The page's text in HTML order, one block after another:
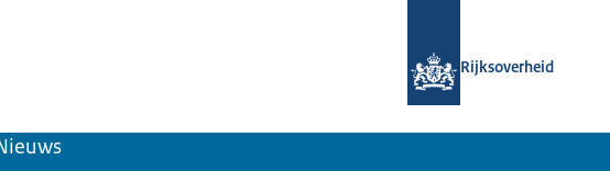
Rijksoverheid